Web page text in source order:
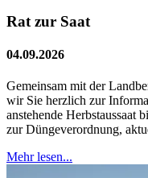
Rat zur Saat
04.09.2026
Gemeinsam mit der
wir Sie herzlich zur
anstehende Herbstaussaat
zur Düngeverordnung,
Mehr lesen...